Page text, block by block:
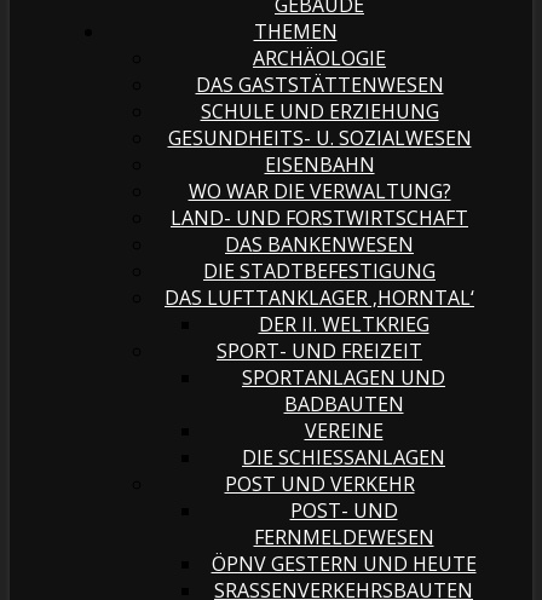
THEMEN
ARCHÄOLOGIE
DAS GASTSTÄTTENWESEN
SCHULE UND ERZIEHUNG
GESUNDHEITS- U. SOZIALWESEN
EISENBAHN
WO WAR DIE VERWALTUNG?
LAND- UND FORSTWIRTSCHAFT
DAS BANKENWESEN
DIE STADTBEFESTIGUNG
DAS LUFTTANKLAGER ‚HORNTAL‘
DER II. WELTKRIEG
SPORT- UND FREIZEIT
SPORTANLAGEN UND
BADBAUTEN
VEREINE
DIE SCHIESSANLAGEN
POST UND VERKEHR
POST- UND
FERNMELDEWESEN
ÖPNV GESTERN UND HEUTE
SRASSENVERKEHRSBAUTEN